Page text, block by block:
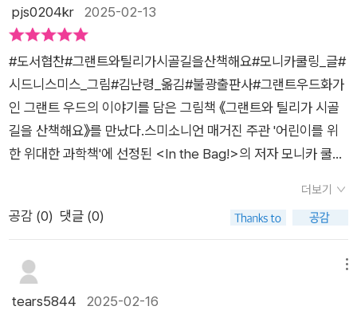
표지만 보고 무슨 기법인지 상상도 못했다. 그런데 헌사가 있는
페이지에 있는 QR코드를 연결하면 시드니스미스가 직접 그림 작
업하는 영상을 보여준다. 책 읽고 나서 아이와 함께 봤는데 칫솔
로 물감을 튀게 해서 종이별로 레이어드하여 장면을 그리는 과정
이 정말 재미있었다. 그런데 이게 실제 그랜트 우드의 미술 기법
을 반영한 것이라고 하니!! 표현 기법에 대한 지식도 얻게 된다.
아이와 칫솔로 원하는 부분만 종이로 가리고 층층이 산을 만들어
면 시드니 스미스 작가가 초창기에는 선?의 느낌이 선명했는데
나중으로 갈수록 경계가 흐려진다는 내용이 있었다. 그러고 나서
이 작품을 보니 정말 색칠의 경계가 없다. 새로운 시도를 즐긴다
고 했던 시드니스미스 작가를 상상해 본다. 4. 표현의 재미1) 파
림은 화가의 느낌에 자신만의 색을 더했습니다. 시드니 스미스의
화가들 사이에서 '거장'이라 불리려면 정해진 길을 가야 한다고
믿던 시절, 그랜트 우드는 다른 길을 택합니다. 자신이 가장 관심
있는 것을 그려 세상에 선보인 것이지요. 이건 어찌보면 당연한
것이지만 사실 그리 간단한 문제는 아닙니다. 다들 맞다고 하는
길에서 벗어나 나만의 길을 가는 건 순탄한 길은 아니니까요. 그
렇다고 잘못된 길도 아니지요. 그랜트 우드의 이야기를 통해 생각
해보게 됩니다. 내 꿈을 향해 나아가는 이 길이 진정 내가 원하는
은 고민이 따릅니다. 어디로 가야 할 지 이 길이 맞는지 고심하게
되지요. 하지만 그 길에 정답이란 없습니다. 저마다의 방법이 있
는 거니까요. 그랜트 우드의 이야기를 보며 내가 좋아하는 것이
pjs0204kr 2025-02-13
#도서협찬#그랜트와틸리가시골길을산책해요#모니카쿨링_글#
시드니스미스_그림#김난령_옮김#불광출판사#그랜트우드화가
인 그랜트 우드의 이야기를 담은 그림책 《그랜트와 틸리가 시골
길을 산책해요》를 만났다.스미소니언 매거진 주관 '어린이를 위
한 위대한 과학책'에 선정된 <In the Bag!>의 저자 모니카 쿨링
환상적 만남으로 더 기대되는 책이다- 책 속으로-그랜트와 젖소
틸리는 함께 시골길을 산책한다.틸리는 행복했지만그랜트는 행
은 꿈에도 생각해본적이 없다그랜트도 농장에서 태어나고 자랐
지만 평생 농부로 살고 싶지는 않았다.그랜트는 화가가 되고 싶었
더보기
공감 (0) 댓글 (0)
tears5844 2025-02-16